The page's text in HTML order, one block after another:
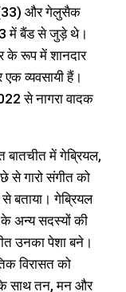
(33) और गेलुसैक
में बैंड से जुड़े थे।
के रूप में शानदार
व्यवसायी हैं।
से नागरा वादक
बातचीत में गेब्रियल,
से गारो संगीत को
से बताया। गेब्रियल
अन्य सदस्यों की
उनका पेशा बने।
विरासत को
साथ तन, मन और